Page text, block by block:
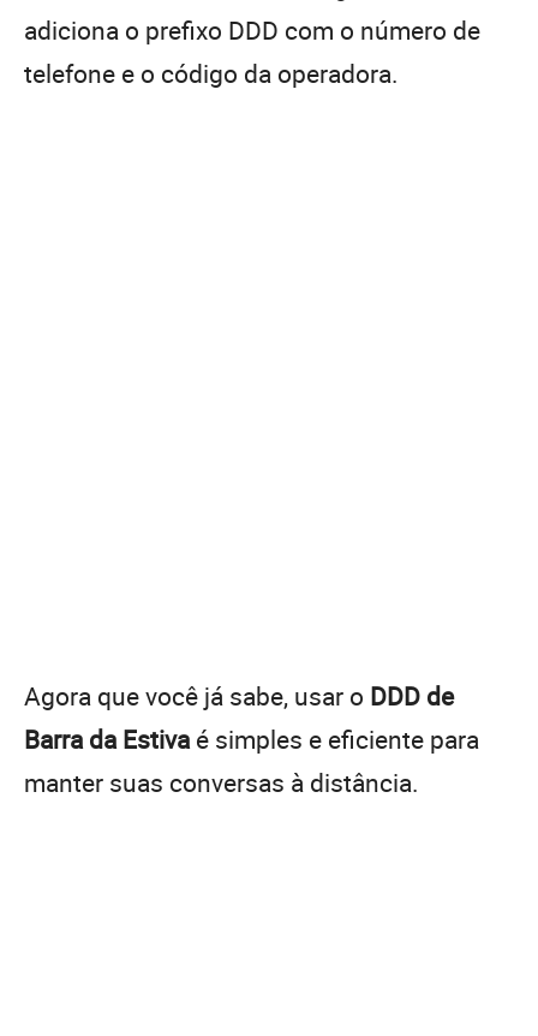
adiciona o prefixo DDD com o número de
telefone e o código da operadora.
Agora que você já sabe, usar o DDD de
Barra da Estivaé simples e eficiente para
manter suas conversas à distância.